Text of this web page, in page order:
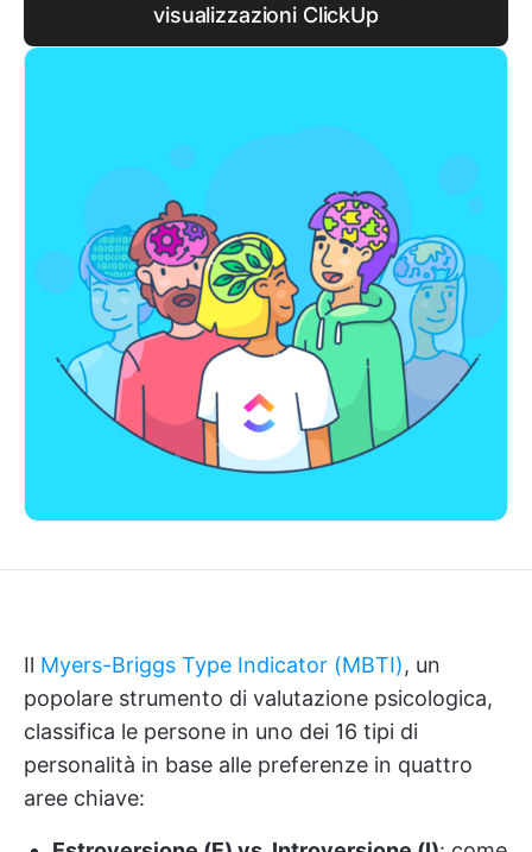
visualizzazioni ClickUp
Il Myers-Briggs Type Indicator (MBTI), un
popolare strumento di valutazione psicologica,
classifica le persone in uno dei 16 tipi di
personalità in base alle preferenze in quattro
aree chiave: